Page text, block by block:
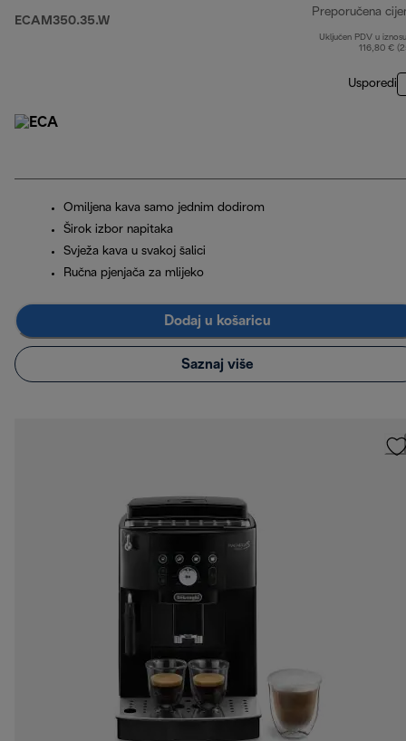
ECAM350.35.W
Preporučena
Uključen PDV u
116,80 €
Usporedi
Omiljena kava samo jednim dodirom
Širok izbor napitaka
Svježa kava u svakoj šalici
Ručna pjenjača za mlijeko
Dodaj u košaricu
Saznaj više